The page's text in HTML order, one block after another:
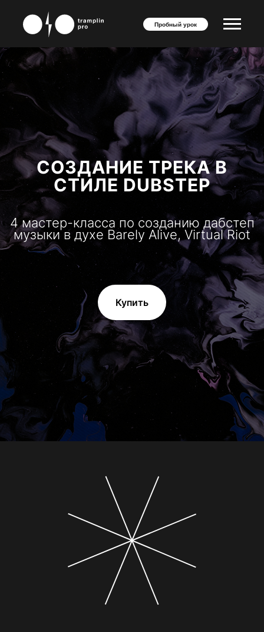
Пробный урок
СОЗДАНИЕ ТРЕКА В
СТИЛЕ DUBSTEP
4 мастер-класса по созданию дабстеп
музыки в духе Barely Alive, Virtual Riot
Купить